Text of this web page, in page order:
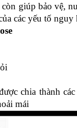
giúp bảo vệ,
các yếu tố
được chia thành
mái